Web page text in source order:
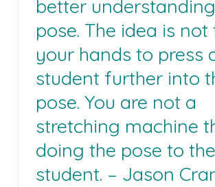
better
pose. The idea is not
your hands to press
student further into
pose. You are not a
stretching machine
doing the pose to the
student. – Jason